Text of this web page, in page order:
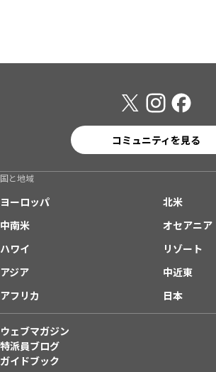
コミュニティを見る
国と地域
ヨーロッパ
北米
中南米
オセアニア
ハワイ
リゾート
アジア
中近東
アフリカ
日本
ウェブマガジン
特派員ブログ
ガイドブック